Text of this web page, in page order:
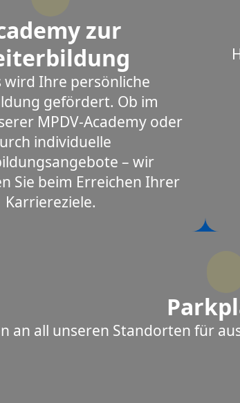
zur
wird Ihre persönliche
gefördert. Ob im
MPDV-Academy oder
individuelle
– wir
Sie beim Erreichen Ihrer
Karriereziele.
an all unseren Standorten für